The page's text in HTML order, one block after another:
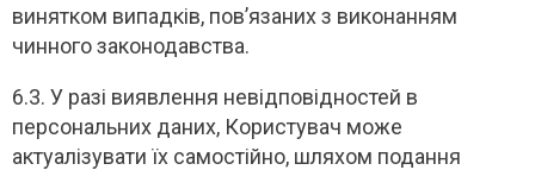
винятком випадків, пов’язаних з виконанням
чинного законодавства.
6.3. У разі виявлення невідповідностей в
персональних даних, Користувач може
актуалізувати їх самостійно, шляхом подання